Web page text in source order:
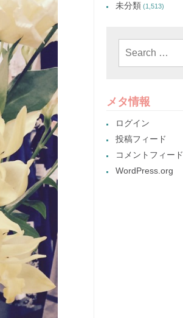
未分類 (1,513)
メタ情報
ログイン
投稿フィード
コメントフィード
WordPress.org